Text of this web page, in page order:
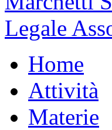
Home
Attività
Materie